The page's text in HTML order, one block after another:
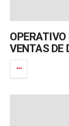
OPERATIVO
VENTAS DE